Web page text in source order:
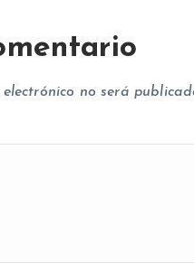
electrónico no será